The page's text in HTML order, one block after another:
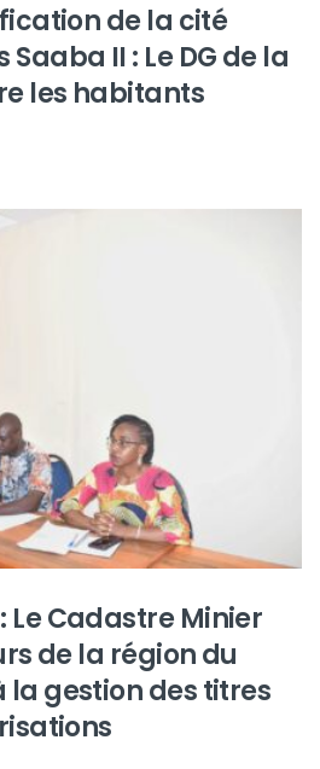
de la cité
II : Le DG de la
les habitants
Le Cadastre Minier
de la région du
la gestion des titres